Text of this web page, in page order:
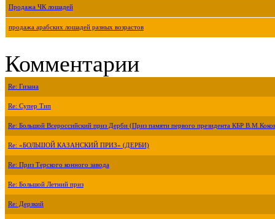
Продажа ЧК лошадей
продажа арабских лошадей разных возрастов
Комментарии
Re: Гизана
Re: Супер Тип
Re: Большой Всероссийский приз Дерби (Приз памяти первого президента КБР
Re: «БОЛЬШОЙ КАЗАНСКИЙ ПРИЗ» (ДЕРБИ)
Re: Приз Терского конного завода
Re: Большой Летний приз
Re: Дерзкий